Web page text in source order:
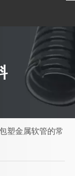
塑金属软管的常